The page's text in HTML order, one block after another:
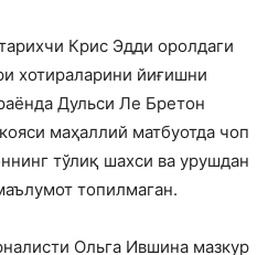
Крис Эдди оролдаги
хотираларини йиғишни
Дульси Ле Бретон
маҳаллий матбуотда чоп
тўлиқ шахси ва урушдан
топилмаган.
Ольга Ившина мазкур